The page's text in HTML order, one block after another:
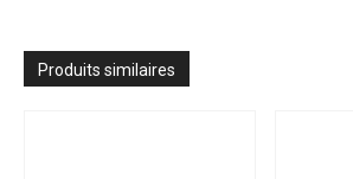
70e
Produits similaires